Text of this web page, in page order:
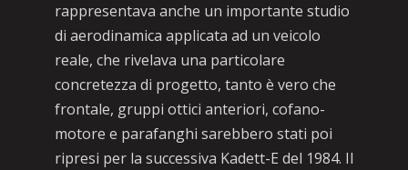
rappresentava anche un importante studio
di aerodinamica applicata ad un veicolo
reale, che rivelava una particolare
concretezza di progetto, tanto è vero che
frontale, gruppi ottici anteriori, cofano-
motore e parafanghi sarebbero stati poi
ripresi per la successiva Kadett-E del 1984. Il